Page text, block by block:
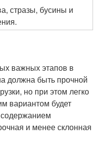
стразы, бусины и
важных этапов в
должна быть прочной
но при этом легко
вариантом будет
и менее склонная